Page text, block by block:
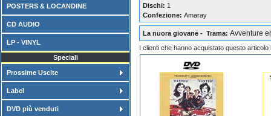
POSTERS & LOCANDINE
CD AUDIO
LP - VINYL
Speciali
Prossime Uscite
Label
DVD più venduti
Dischi: 1
Confezione: Amaray
La nuora giovane - Trama: Avventure
I clienti che hanno acquistato questo